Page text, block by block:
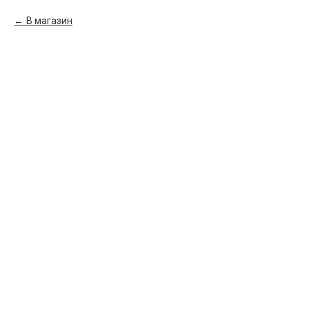
В магазин